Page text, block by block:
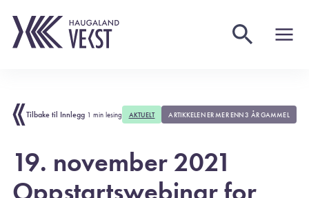
Tilbake til Innlegg 1 min lesing AKTUELT ARTIKKELEN ER MER ENN 3 ÅR GAMMEL
19. november 2021